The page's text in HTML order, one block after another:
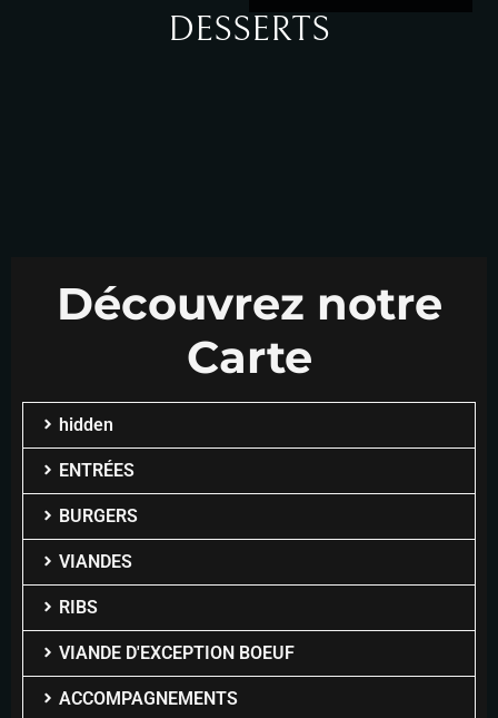
DESSERTS
Découvrez notre
Carte
hidden
ENTRÉES
BURGERS
VIANDES
RIBS
VIANDE D'EXCEPTION BOEUF
ACCOMPAGNEMENTS